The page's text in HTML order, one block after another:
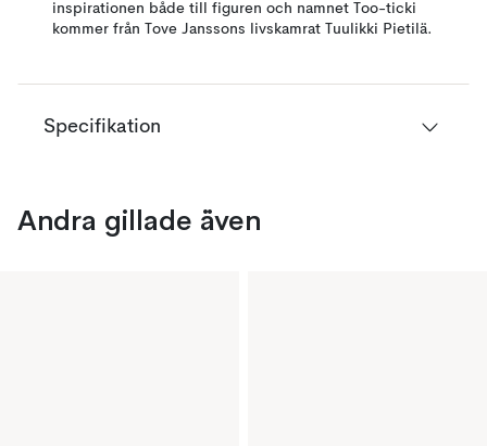
inspirationen både till figuren och namnet Too-ticki
kommer från Tove Janssons livskamrat Tuulikki Pietilä.
Specifikation
Andra gillade även